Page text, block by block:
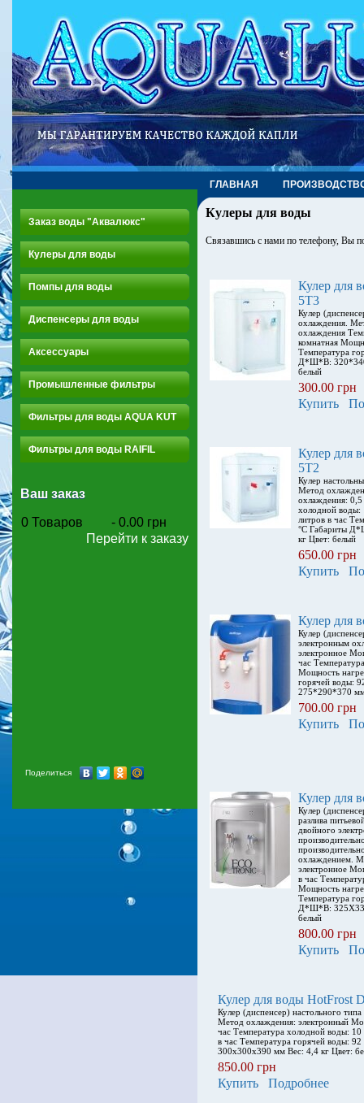
ГЛАВНАЯ
Заказ воды "Аквалюкс"
Кулеры для воды
Помпы для воды
Диспенсеры для воды
Аксессуары
Промышленные фильтры
Фильтры для воды AQUA KUT
Фильтры для воды RAIFIL
Ваш заказ
0 Товаров - 0.00 грн
Перейти к заказу
Поделиться
Кулеры для воды
Связавшись с нами по телефону, Вы
Кулер для
5T3
Кулер
охлаждения.
охлаждения
комнатная
Температура
Д*Ш*В:
белый
300.00 грн
Купить
Кулер для
5T2
Кулер
Метод
охлаждения: 0,5
холодной воды:
литров в час
°С Габариты
кг Цвет: белый
650.00 грн
Купить
Кулер для
Кулер
электронным
электронное
час
Мощность
горячей воды:
275*290*370
700.00 грн
Купить
Кулер для
Кулер
разлива
двойного
охлаждением.
электронное
в час
Мощность
Температура
Д*Ш*В:
белый
800.00 грн
Купить
Кулер для воды HotFrost
Кулер (диспенсер) настольного
Метод охлаждения: электронный
час Температура холодной воды:
в час Температура горячей воды:
300x300x390 мм Вес: 4,4 кг Цвет:
850.00 грн
Купить
Подробнее